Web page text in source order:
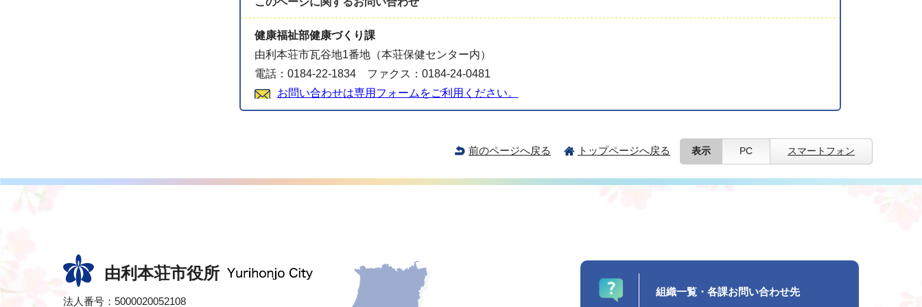
健康福祉部健康づくり課
由利本荘市瓦谷地1番地（本荘保健センター内）
電話：0184-22-1834 ファクス：0184-24-0481
お問い合わせは専用フォームをご利用ください。
前のページへ戻る トップページへ戻る 表示 PC スマートフォン
由利本荘市役所
法人番号：5000020052108
組織一覧・各課お問い合わせ先